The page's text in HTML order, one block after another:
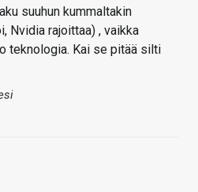
suuhun kummaltakin
Nvidia rajoittaa) , vaikka
teknologia. Kai se pitää silti